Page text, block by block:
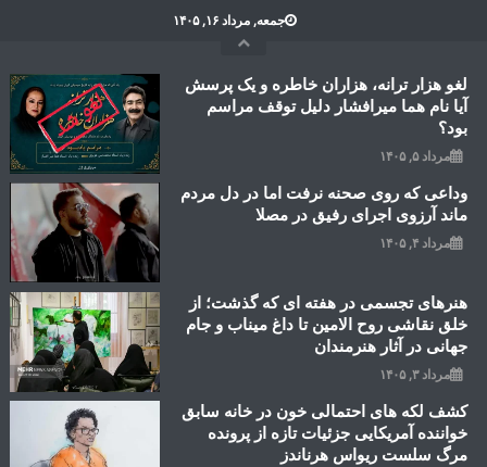
جمعه, مرداد ۱۶, ۱۴۰۵
لغو هزار ترانه، هزاران خاطره و یک پرسش
آیا نام هما میرافشار دلیل توقف مراسم
بود؟
مرداد ۵, ۱۴۰۵
وداعی که روی صحنه نرفت اما در دل مردم
ماند آرزوی اجرای رفیق در مصلا
مرداد ۴, ۱۴۰۵
هنرهای تجسمی در هفته ای که گذشت؛ از
خلق نقاشی روح الامین تا داغ میناب و جام
جهانی در آثار هنرمندان
مرداد ۳, ۱۴۰۵
کشف لکه های احتمالی خون در خانه سابق
خواننده آمریکایی جزئیات تازه از پرونده
مرگ سلست ریواس هرناندز